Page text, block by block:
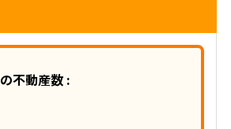
の不動産数 :